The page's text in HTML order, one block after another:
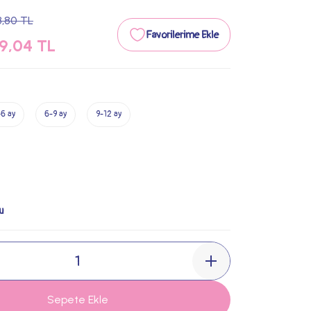
TL
TL
ay 6-9 ay 9-12 ay
Sepete Ekle